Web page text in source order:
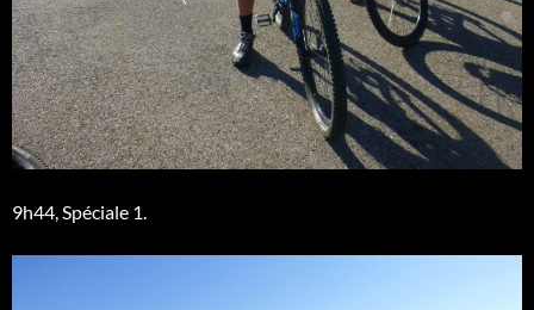
9h44, Spéciale 1.